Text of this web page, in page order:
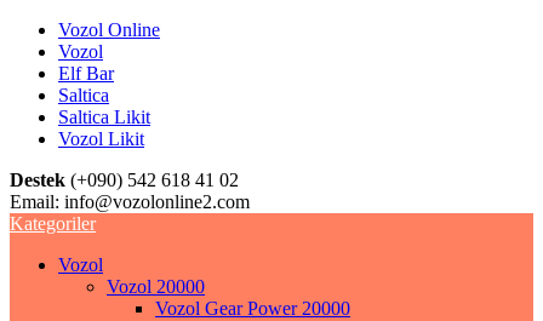
Vozol Online
Vozol
Elf Bar
Saltica
Saltica Likit
Vozol Likit
Destek (+090) 542 618 41 02
Email: info@vozolonline2.com
Kategoriler
Vozol
Vozol 20000
Vozol Gear Power 20000